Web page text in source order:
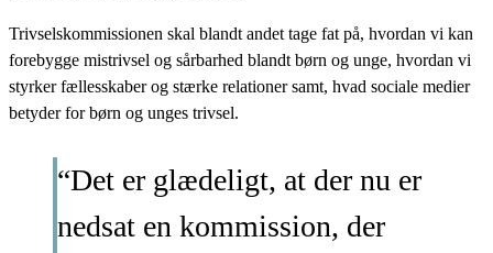
Trivselskommissionen skal blandt andet tage fat på, hvordan vi kan
forebygge mistrivsel og sårbarhed blandt børn og unge, hvordan vi
styrker fællesskaber og stærke relationer samt, hvad sociale medier
betyder for børn og unges trivsel.
“Det er glædeligt, at der nu er
nedsat en kommission, der